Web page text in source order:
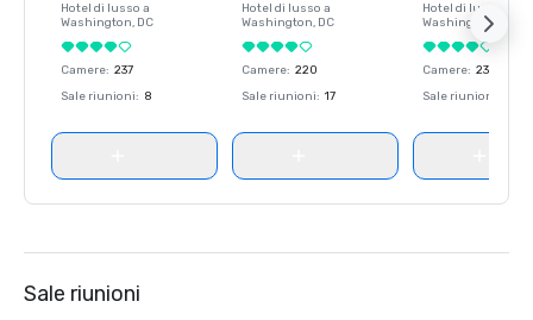
Hotel di lusso a
Washington, DC
Camere: 237
Sale riunioni: 8
Hotel di lusso a
Washington, DC
Camere: 220
Sale riunioni: 17
Hotel di lusso a
Washington
Camere: 237
Sale riunioni
Sale riunioni